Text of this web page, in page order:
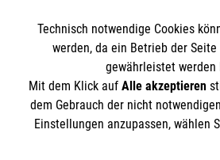
IBAN: DE53 3706 0120 1201
BIC: GENODED1PA7
So finden Sie uns
Röntgenstraße 17
33378 Rheda-Wiedenbrück
Der Malteser Hilfsdienst e.V. ist als
Technisch notwendige Cookies
werden, da ein Betrieb der
gewährleistet werden
Mit dem Klick auf Alle akzeptieren
dem Gebrauch der nicht
Einstellungen anzupassen, wählen